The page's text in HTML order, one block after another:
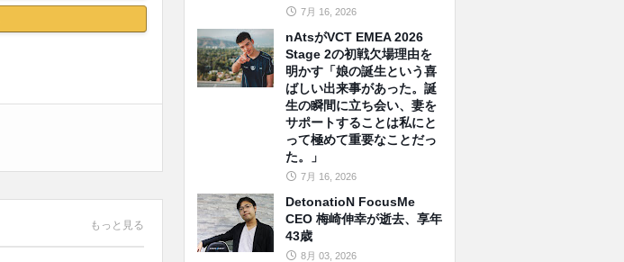
もっと見る
7月 16, 2026
nAtsがVCT EMEA 2026
Stage 2の初戦欠場理由を
明かす「娘の誕生という喜
ばしい出来事があった。誕
生の瞬間に立ち会い、妻を
サポートすることは私にと
って極めて重要なことだっ
た。」
7月 16, 2026
DetonatioN FocusMe
CEO 梅崎伸幸が逝去、享年
43歳
8月 03, 2026